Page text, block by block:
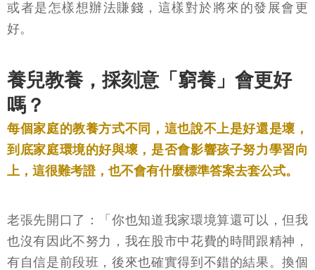
或者是怎樣想辦法賺錢，這樣對於將來的發展會更
好。
養兒教養，採刻意「窮養」會更好
嗎？
每個家庭的教養方式不同，這也說不上是好還是壞，
到底家庭環境的好與壞，是否會影響孩子努力學習向
上，這很難考證，也不會有什麼標準答案去套公式。
老張先開口了：「你也知道我家環境算還可以，但我
也沒有因此不努力，我在股市中花費的時間跟精神，
有自信是前段班，後來也確實得到不錯的結果。換個